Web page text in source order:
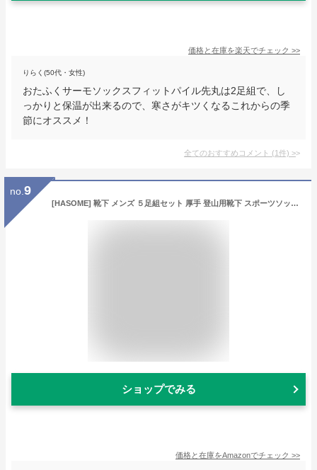
価格と在庫を楽天でチェック >>
りらく(50代・女性)
おたふくサーモソックスフィットパイル先丸は2足組で、し
っかりと保温が出来るので、寒さがキツくなるこれからの季
節にオススメ！
全てのおすすめコメント (1件) >
no. 9
[HASOME] 靴下 メンズ ５足組セット 厚手 登山用靴下 スポーツソックス ミドル丈 ハイキングソックス ランニングソックス トレッキング ウォーキング スキー用 アウトドア用ソックス ズレ防止 足臭対策 疲労防止 防寒 寒さ対策 普段履き 秋・冬・春 25cm-27cm
ショップでみる
価格と在庫をAmazonでチェック >>